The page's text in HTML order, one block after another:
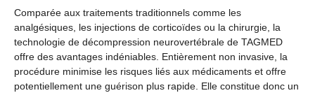
Comparée aux traitements traditionnels comme les
analgésiques, les injections de corticoïdes ou la chirurgie, la
technologie de décompression neurovertébrale de TAGMED
offre des avantages indéniables. Entièrement non invasive, la
procédure minimise les risques liés aux médicaments et offre
potentiellement une guérison plus rapide. Elle constitue donc un